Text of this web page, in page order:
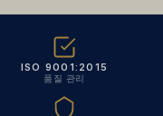
ISO 9001:2015
품질 관리